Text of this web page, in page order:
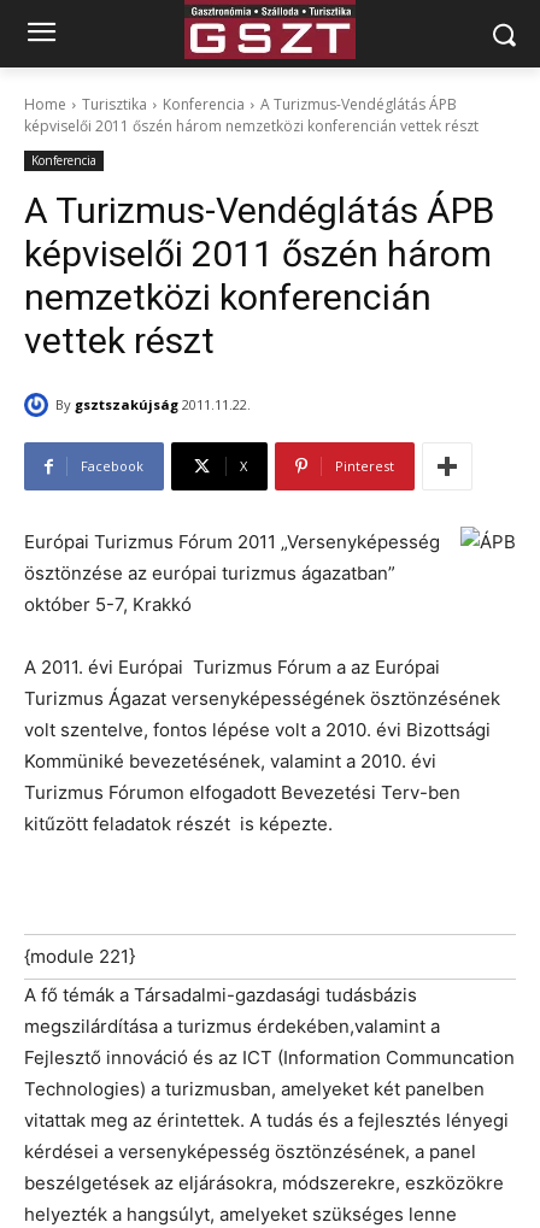
Home Turisztika Konferencia
A Turizmus-Vendéglátás ÁPB
képviselői 2011 őszén három nemzetközi konferencián vettek részt
Konferencia
A Turizmus-Vendéglátás ÁPB
képviselői 2011 őszén három
nemzetközi konferencián
vettek részt
By gsztszakújság 2011.11.22.
Facebook X Pinterest
Európai Turizmus Fórum 2011 „Versenyképesség
ösztönzése az európai turizmus ágazatban”
október 5-7, Krakkó
A 2011. évi Európai Turizmus Fórum a az Európai
Turizmus Ágazat versenyképességének ösztönzésének
volt szentelve, fontos lépése volt a 2010. évi Bizottsági
Kommüniké bevezetésének, valamint a 2010. évi
Turizmus Fórumon elfogadott Bevezetési Terv-ben
kitűzött feladatok részét is képezte.
{module 221}
A fő témák a Társadalmi-gazdasági tudásbázis
megszilárdítása a turizmus érdekében,valamint a
Fejlesztő innováció és az ICT (Information Communcation
Technologies) a turizmusban, amelyeket két panelben
vitattak meg az érintettek. A tudás és a fejlesztés lényegi
kérdései a versenyképesség ösztönzésének, a panel
beszélgetések az eljárásokra, módszerekre, eszközökre
helyezték a hangsúlyt, amelyeket szükséges lenne